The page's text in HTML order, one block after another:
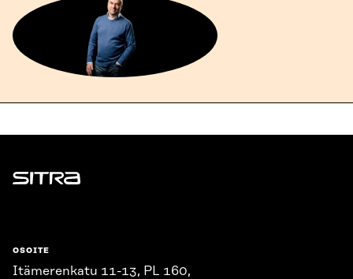
Sitra
OSOITE
Itämerenkatu 11-13, PL 160,